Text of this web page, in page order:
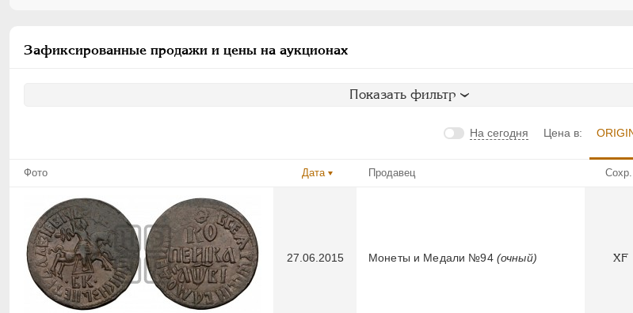
Зафиксированные продажи и цены на аукционах
Показать фильтр
На сегодня Цена в:
Фото Дата Продавец Сохр.
27.06.2015 Монеты и Медали №94 (очный) XF